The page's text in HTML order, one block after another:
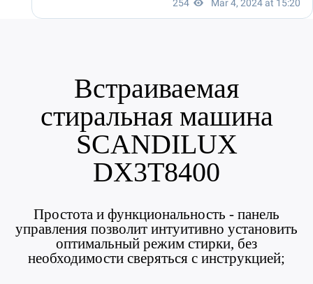
Встраиваемая
стиральная машина
SCANDILUX
DX3T8400
Простота и функциональность - панель
управления позволит интуитивно установить
оптимальный режим стирки, без
необходимости сверяться с инструкцией;